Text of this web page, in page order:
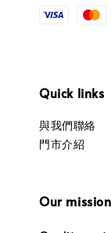
Quick links
與我們聯絡
門市介紹
Our mission